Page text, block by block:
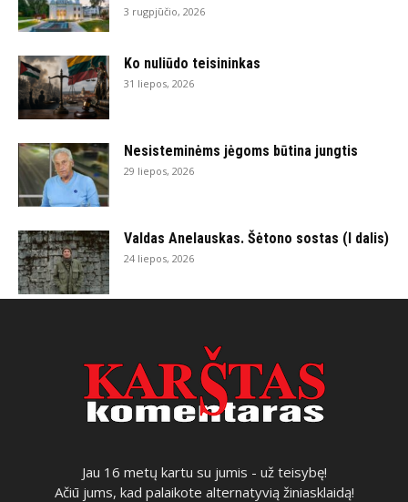
3 rugpjūčio, 2026
Ko nuliūdo teisininkas
31 liepos, 2026
Nesisteminėms jėgoms būtina jungtis
29 liepos, 2026
Valdas Anelauskas. Šėtono sostas (I dalis)
24 liepos, 2026
Jau 16 metų kartu su jumis - už teisybę!
Ačiū jums, kad palaikote alternatyvią žiniasklaidą!